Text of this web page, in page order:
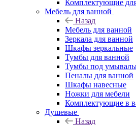
Комплектующие
Мебель для ванной
Назад
Мебель для ванной
Зеркала для ванной
Шкафы зеркальные
Тумбы для ванной
Тумбы под
Пеналы для ванной
Шкафы навесные
Ножки для мебели
Комплектующие в
Душевые
Назад